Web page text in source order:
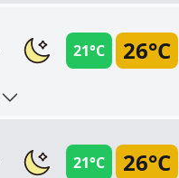
26°C
21°C
26°C
21°C